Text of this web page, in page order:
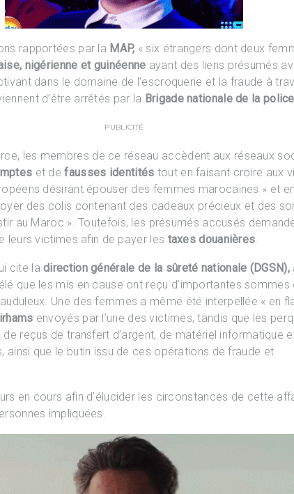
rapportées par la MAP, « six étrangers dont deux
nigérienne et guinéenne ayant des liens présumés
dans le domaine de l’escroquerie et la fraude à
d’être arrêtés par la Brigade nationale de la
PUBLICITÉ
les membres de ce réseau accèdent aux réseaux
et defausses identités tout en faisant croire aux
désirant épouser des femmes marocaines » et
des colis contenant des cadeaux précieux et des
au Maroc ». Toutefois, les présumés accusés
leurs victimes afin de payer les taxes douanières.
cite ladirection générale de la sûreté nationale (DGSN),
que les mis en cause ont reçu d’importantes sommes
Une des femmes a même été interpellée « en
envoyés par l’une des victimes, tandis que les
reçus de transfert d’argent, de matériel informatique
ainsi que le butin issu de ces opérations de fraude et
en cours afin d’élucider les circonstances de cette
impliquées.